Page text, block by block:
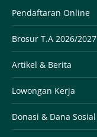
be
left
blank
Pendaftaran Online
Brosur T.A 2026/2027
Artikel & Berita
Lowongan Kerja
Donasi & Dana Sosial